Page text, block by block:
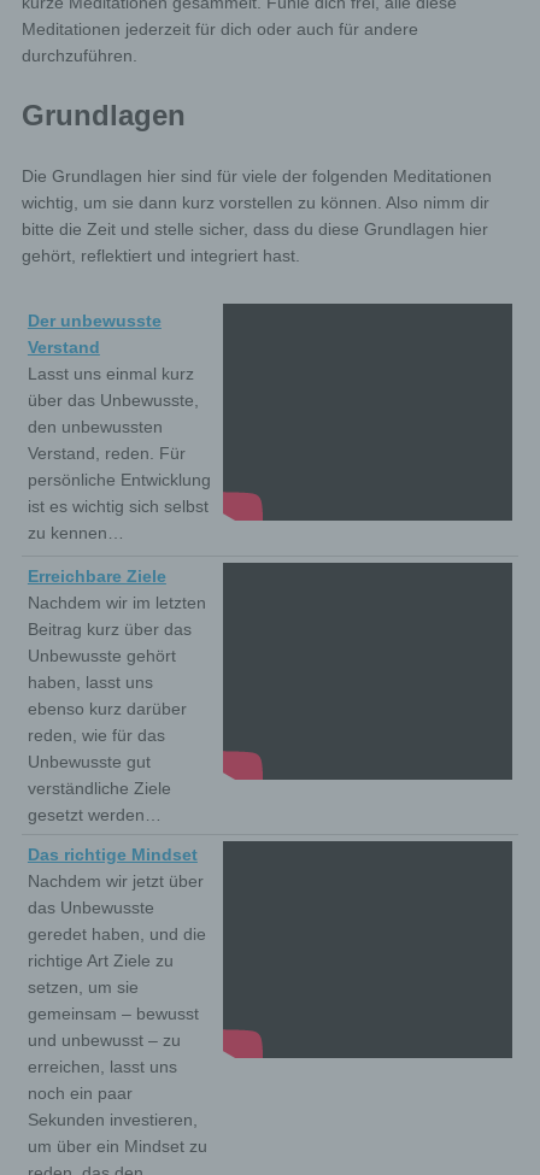
Meditationen jederzeit für dich oder auch für andere
durchzuführen.
Grundlagen
Die Grundlagen hier sind für viele der folgenden Meditationen
wichtig, um sie dann kurz vorstellen zu können. Also nimm dir
bitte die Zeit und stelle sicher, dass du diese Grundlagen hier
gehört, reflektiert und integriert hast.
Der unbewusste
Verstand
Lasst uns einmal kurz
über das Unbewusste,
den unbewussten
Verstand, reden. Für
persönliche Entwicklung
ist es wichtig sich selbst
zu kennen…
Erreichbare Ziele
Nachdem wir im letzten
Beitrag kurz über das
Unbewusste gehört
haben, lasst uns
ebenso kurz darüber
reden, wie für das
Unbewusste gut
verständliche Ziele
gesetzt werden…
Das richtige Mindset
Nachdem wir jetzt über
das Unbewusste
geredet haben, und die
richtige Art Ziele zu
setzen, um sie
gemeinsam – bewusst
und unbewusst – zu
erreichen, lasst uns
noch ein paar
Sekunden investieren,
um über ein Mindset zu